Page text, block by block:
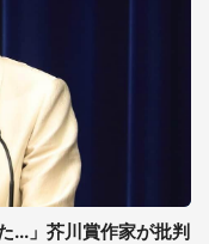
...」芥川賞作家が批判